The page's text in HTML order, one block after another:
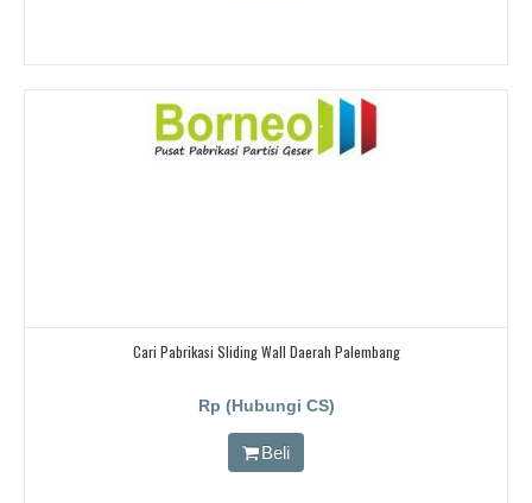
Cari Pabrikasi Sliding Wall Daerah Palembang
Rp (Hubungi CS)
Beli